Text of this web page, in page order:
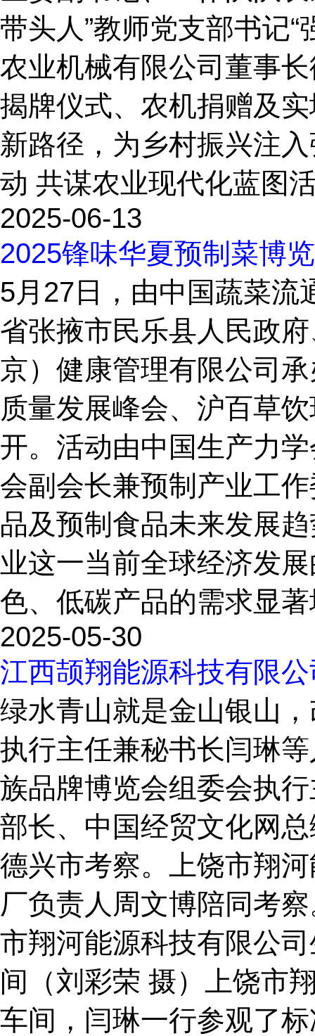
带头人”教师党支部书记
农业机械有限公司董事
揭牌仪式、农机捐赠及
新路径，为乡村振兴注
动 共谋农业现代化蓝图
2025-06-13
2025锋味华夏预制菜博
5月27日，由中国蔬菜流
省张掖市民乐县人民政
京）健康管理有限公司
质量发展峰会、沪百草
开。活动由中国生产力
会副会长兼预制产业工
品及预制食品未来发展
业这一当前全球经济发
色、低碳产品的需求显
2025-05-30
江西颉翔能源科技有限
绿水青山就是金山银山
执行主任兼秘书长闫琳
族品牌博览会组委会执
部长、中国经贸文化网
德兴市考察。上饶市翔
厂负责人周文博陪同考
市翔河能源科技有限公
间（刘彩荣 摄）上饶市
车间，闫琳一行参观了